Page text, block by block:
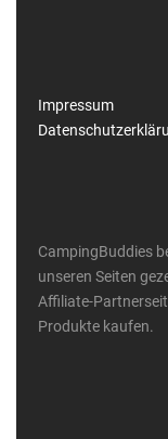
Impressum
CampingBuddies
unseren Seiten
Affiliate-
Produkte kaufen.